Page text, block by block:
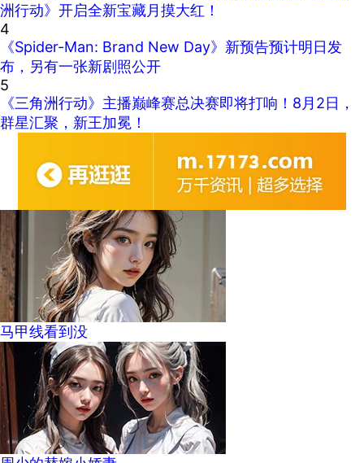
洲行动》开启全新宝藏月摸大红！
4
《Spider-Man: Brand New Day》新预告预计明日发
布，另有一张新剧照公开
5
《三角洲行动》主播巅峰赛总决赛即将打响！8月2日，
群星汇聚，新王加冕！
马甲线看到没